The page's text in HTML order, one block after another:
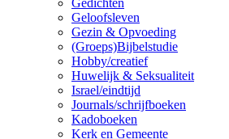
Gedichten
Geloofsleven
Gezin & Opvoeding
(Groeps)Bijbelstudie
Hobby/creatief
Huwelijk & Seksualiteit
Israel/eindtijd
Journals/schrijfboeken
Kadoboeken
Kerk en Gemeente